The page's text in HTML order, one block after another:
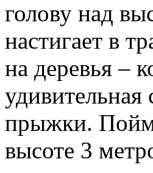
голову над
настигает в
на деревья –
удивительная
прыжки.
высоте 3